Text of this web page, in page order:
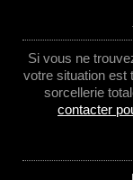
Si vous ne
votre situation est
sorcellerie
contacter